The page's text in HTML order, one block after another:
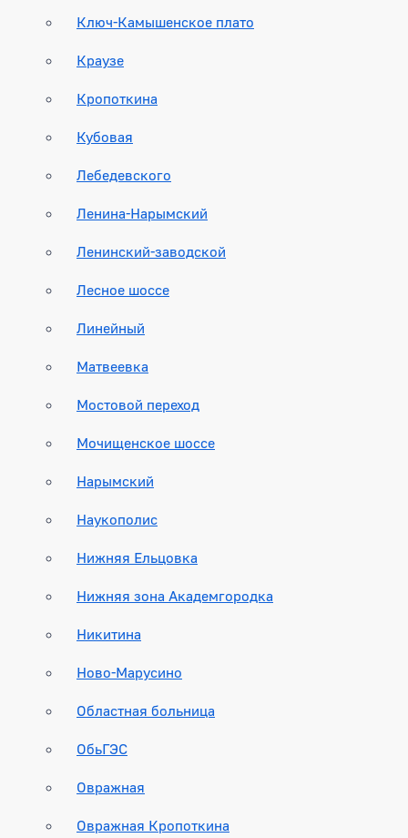
Ключ-Камышенское плато
Краузе
Кропоткина
Кубовая
Лебедевского
Ленина-Нарымский
Ленинский-заводской
Лесное шоссе
Линейный
Матвеевка
Мостовой переход
Мочищенское шоссе
Нарымский
Наукополис
Нижняя Ельцовка
Нижняя зона Академгородка
Никитина
Ново-Марусино
Областная больница
ОбьГЭС
Овражная
Овражная Кропоткина